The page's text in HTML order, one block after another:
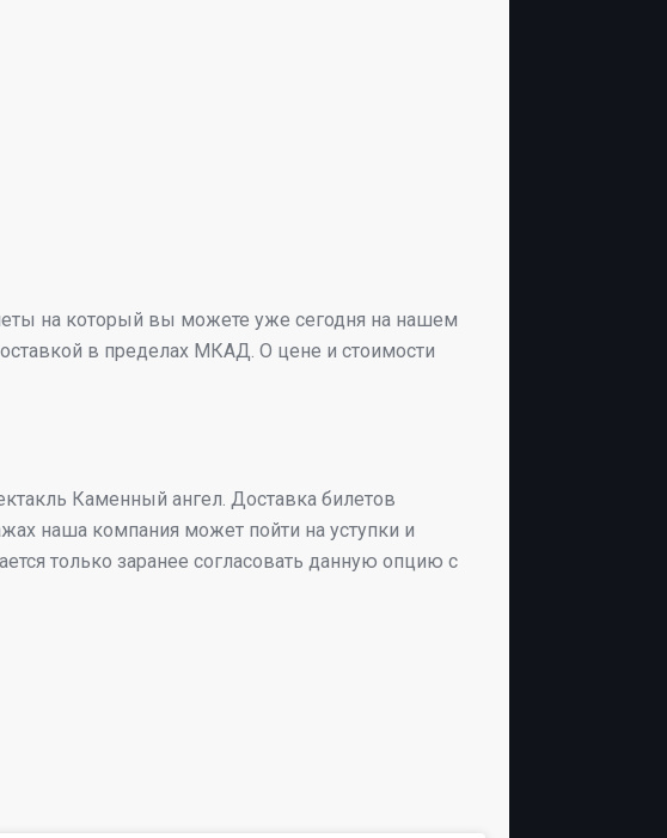
на который вы можете уже сегодня на нашем
в пределах МКАД. О цене и стоимости
Каменный ангел. Доставка билетов
наша компания может пойти на уступки и
только заранее согласовать данную опцию с